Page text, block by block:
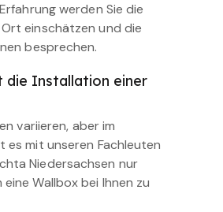
werden Sie die
einschätzen und die
besprechen.
die Installation einer
variieren, aber im
mit unseren Fachleuten
Niedersachsen nur
Wallbox bei Ihnen zu